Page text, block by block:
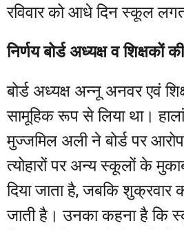
रविवार को आधे दिन स्कूल
निर्णय बोर्ड अध्यक्ष व शिक्षकों
बोर्ड अध्यक्ष अन्नू अनवर एवं
सामूहिक रूप से लिया था।
मुज्जमिल अली ने बोर्ड पर
त्योहारों पर अन्य स्कूलों के
दिया जाता है, जबकि शुक्रवार
जाती है। उनका कहना है कि